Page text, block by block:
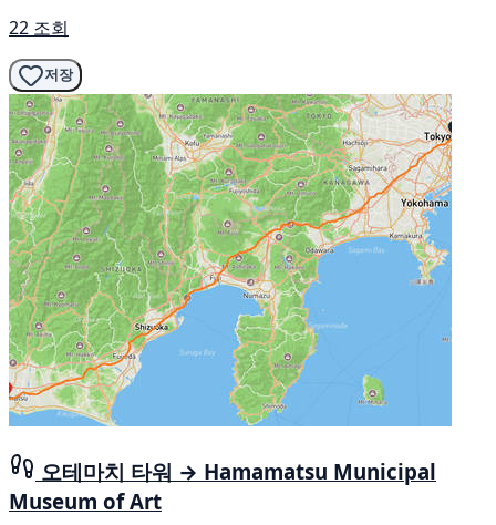
22 조회
저장
오테마치 타워 → Hamamatsu Municipal
Museum of Art